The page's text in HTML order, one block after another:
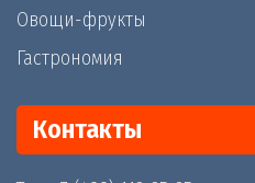
Овощи-фрукты
Гастрономия
Контакты